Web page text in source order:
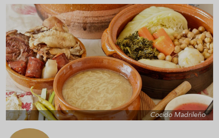
Cocido Madrileño